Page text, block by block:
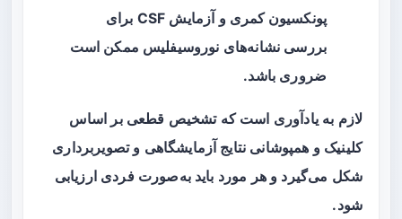
پونکسیون کمری
و آزمایش CSF برای
بررسی نشانه‌های نوروسیفلیس ممکن است
ضروری باشد.
لازم به یادآوری است که تشخیص قطعی بر اساس
کلینیک و همپوشانی نتایج آزمایشگاهی و تصویربرداری
شکل می‌گیرد و هر مورد باید به‌صورت فردی ارزیابی
شود.